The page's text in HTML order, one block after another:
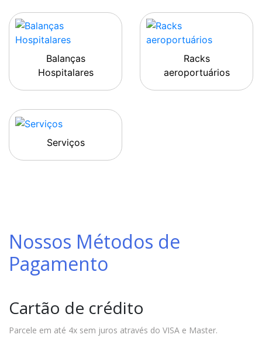
Balanças
Hospitalares
Racks
aeroportuários
Serviços
Nossos Métodos de
Pagamento
Cartão de crédito
Parcele em até 4x sem juros através do VISA e Master.